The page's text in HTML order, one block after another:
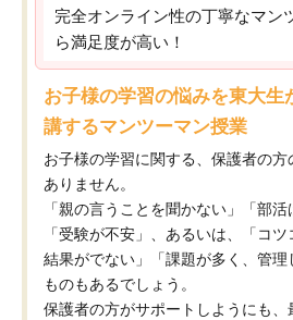
完全オンライン性の丁寧なマン
ら満足度が高い！
お子様の学習の悩みを東大生
講するマンツーマン授業
お子様の学習に関する、保護者の
ありません。
「親の言うことを聞かない」「部活
「受験が不安」、あるいは、「コツ
結果がでない」「課題が多く、管
ものもあるでしょう。
保護者の方がサポートしようにも、